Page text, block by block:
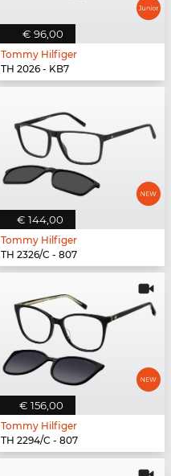
€ 96,00
Tommy Hilfiger
TH 2026 - KB7
€ 144,00
Tommy Hilfiger
TH 2326/C - 807
€ 156,00
Tommy Hilfiger
TH 2294/C - 807